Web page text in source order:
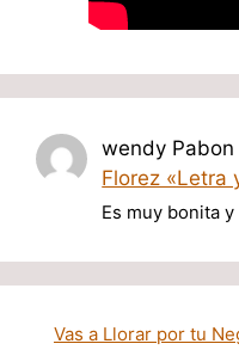
wendy Pabon
Florez «Letra
Es muy bonita
Vas a Llorar por tu